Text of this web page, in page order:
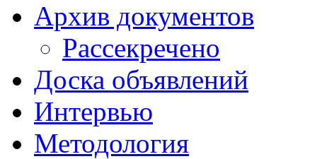
Архив документов
Рассекречено
Доска объявлений
Интервью
Методология